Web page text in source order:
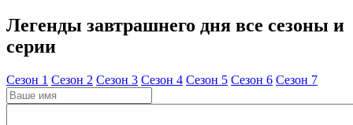
Легенды завтрашнего дня все сезоны и
серии
Cезон 1 Cезон 2 Cезон 3 Cезон 4 Cезон 5 Cезон 6 Cезон 7